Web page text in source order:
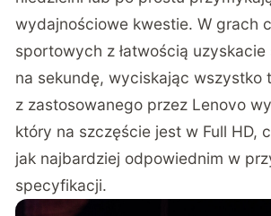
wydajnościowe kwestie. W grach
sportowych z łatwością uzyskacie
na sekundę, wyciskając wszystko
z zastosowanego przez Lenovo
który na szczęście jest w Full HD,
jak najbardziej odpowiednim w
specyfikacji.